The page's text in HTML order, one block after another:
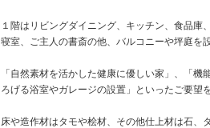
１階はリビングダイニング、キッチン、食品
寝室、ご主人の書斎の他、バルコニーや坪庭を
「自然素材を活かした健康に優しい家」、「
ろげる浴室やガレージの設置」といったご要望
床や造作材はタモや桧材、その他仕上材は石、